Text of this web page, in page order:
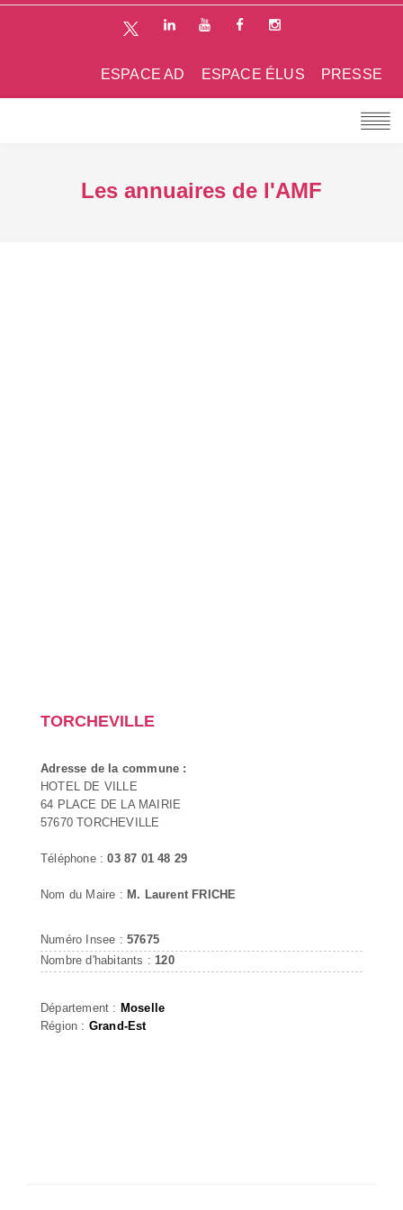
PRESSE
ESPACE ÉLUS
ESPACE AD
Les annuaires de l'AMF
TORCHEVILLE
Adresse de la commune :
HOTEL DE VILLE
64 PLACE DE LA MAIRIE
57670 TORCHEVILLE
Téléphone :03 87 01 48 29
Nom du Maire : M. Laurent FRICHE
Numéro Insee : 57675
Nombre d'habitants : 120
Département : Moselle
Région : Grand-Est